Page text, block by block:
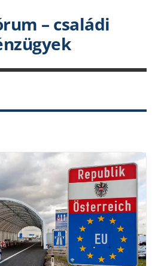
– családi